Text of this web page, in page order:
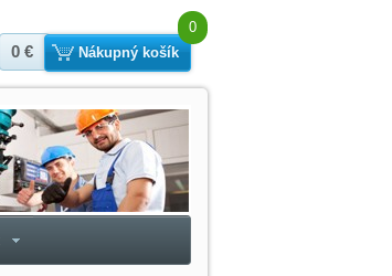
Hľadať
0 €
0
Nákupný košík